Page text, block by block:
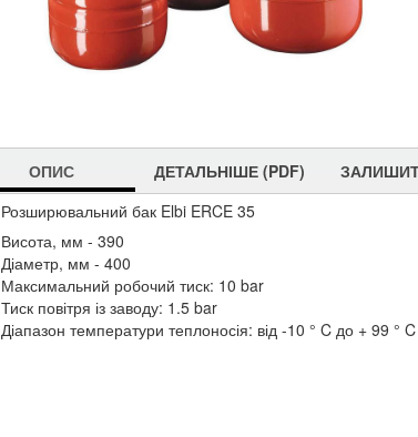
ОПИС ДЕТАЛЬНІШЕ (PDF)
Розширювальний бак Elbi ERCE 35
Висота, мм - 390
Діаметр, мм - 400
Максимальний робочий тиск: 10 bar
Тиск повітря із заводу: 1.5 bar
Діапазон температури теплоносія: від -10 ° C до + 99 ° C